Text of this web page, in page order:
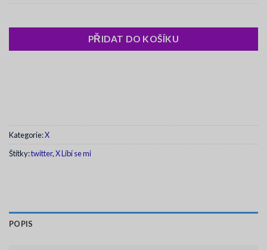
PŘIDAT DO KOŠÍKU
Kategorie:X
Štítky:twitter,X Líbí se mi
POPIS